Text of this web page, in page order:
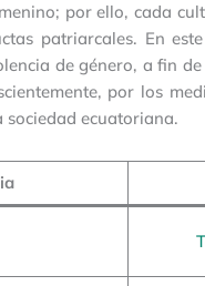
por ello, cada
patriarcales. En
de género, a fin
por los
sociedad ecuatoriana.